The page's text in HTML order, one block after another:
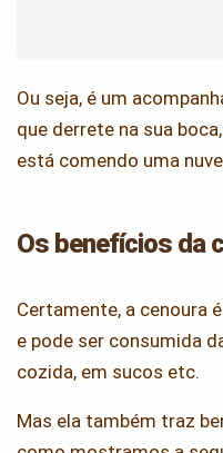
Ou seja, é um
que derrete na sua
está comendo uma
Os benefícios da
Certamente, a cenoura
e pode ser consumida
cozida, em sucos etc.
Mas ela também traz